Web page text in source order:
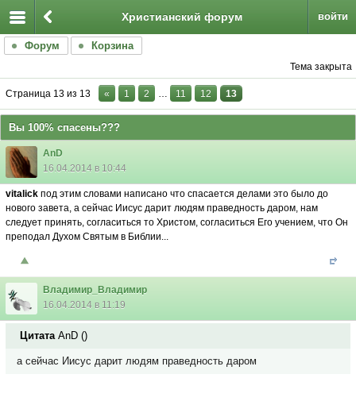
войти
Христианский форум
Форум Корзина
Тема закрыта
Страница 13 из 13 « 1 2 … 11 12 13
Вы 100% спасены???
AnD
16.04.2014 в 10:44
vitalick под этим словами написано что спасается делами это было до
нового завета, а сейчас Иисус дарит людям праведность даром, нам
следует принять, согласиться то Христом, согласиться Его учением, что Он
преподал Духом Святым в Библии...
Владимир_Владимир
16.04.2014 в 11:19
Цитата AnD ()
а сейчас Иисус дарит людям праведность даром